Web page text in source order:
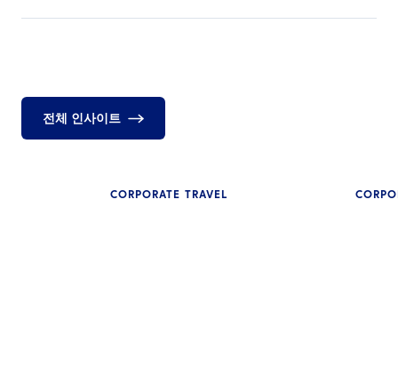
전체 인사이트
CORPORATE TRAVEL